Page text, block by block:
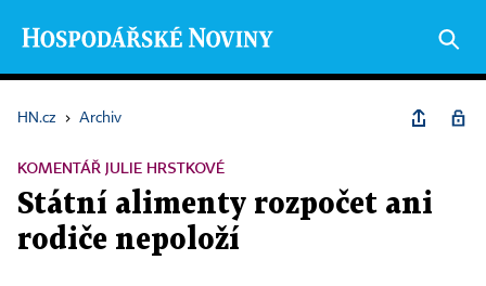
HN.cz › Archiv
KOMENTÁŘ JULIE HRSTKOVÉ
Státní alimenty rozpočet ani
rodiče nepoloží